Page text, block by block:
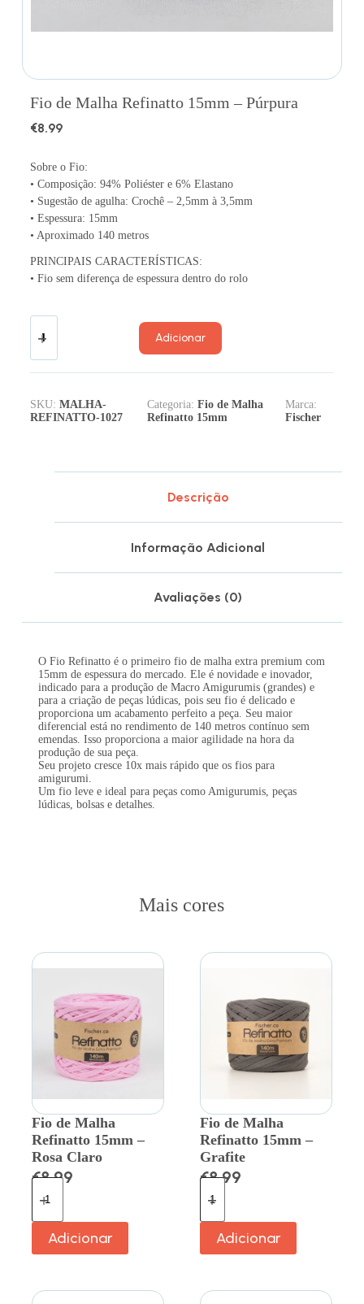
Fio de Malha Refinatto 15mm – Púrpura
€8.99
Sobre o Fio:
• Composição: 94% Poliéster e 6% Elastano
• Sugestão de agulha: Crochê – 2,5mm à 3,5mm
• Espessura: 15mm
• Aproximado 140 metros
PRINCIPAIS CARACTERÍSTICAS:
• Fio sem diferença de espessura dentro do rolo
Adicionar
SKU: MALHA-
REFINATTO-1027
Categoria: Fio de Malha
Refinatto 15mm
Marca:
Fischer
Descrição
Informação Adicional
Avaliações (0)
O Fio Refinatto é o primeiro fio de malha extra premium com
15mm de espessura do mercado. Ele é novidade e inovador,
indicado para a produção de Macro Amigurumis (grandes) e
para a criação de peças lúdicas, pois seu fio é delicado e
proporciona um acabamento perfeito a peça. Seu maior
diferencial está no rendimento de 140 metros contínuo sem
emendas. Isso proporciona a maior agilidade na hora da
produção de sua peça.
Seu projeto cresce 10x mais rápido que os fios para
amigurumi.
Um fio leve e ideal para peças como Amigurumis, peças
lúdicas, bolsas e detalhes.
Mais cores
Fio de Malha
Refinatto 15mm –
Rosa Claro
€8.99
Adicionar
Fio de Malha
Refinatto 15mm –
Grafite
€8.99
Adicionar